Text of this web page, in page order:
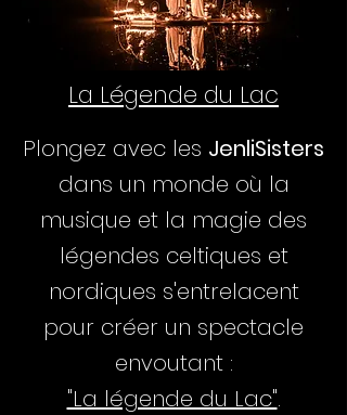
La Légende du Lac
Plongez avec les JenliSisters
dans un monde où la
musique et la magie des
légendes celtiques et
nordiques s'entrelacent
pour créer un spectacle
envoutant :
"La légende du Lac".